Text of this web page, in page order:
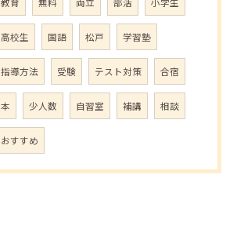
高校生 国語 松戸 学習塾
指導方法 受験 テスト対策 合宿
本 少人数 自習室 補講 相談
おすすめ